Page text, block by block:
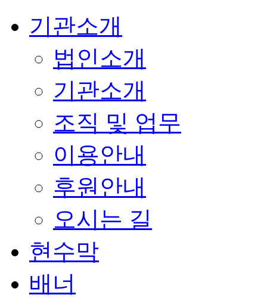
기관소개
법인소개
기관소개
조직 및 업무
이용안내
후원안내
오시는 길
현수막
배너